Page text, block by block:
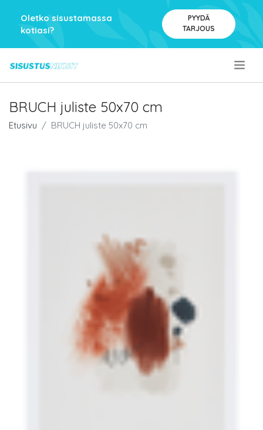
Oletko sisustamassa
kotiasi?
PYYDÄ
TARJOUS
BRUCH juliste 50x70 cm
Etusivu BRUCH juliste 50x70 cm